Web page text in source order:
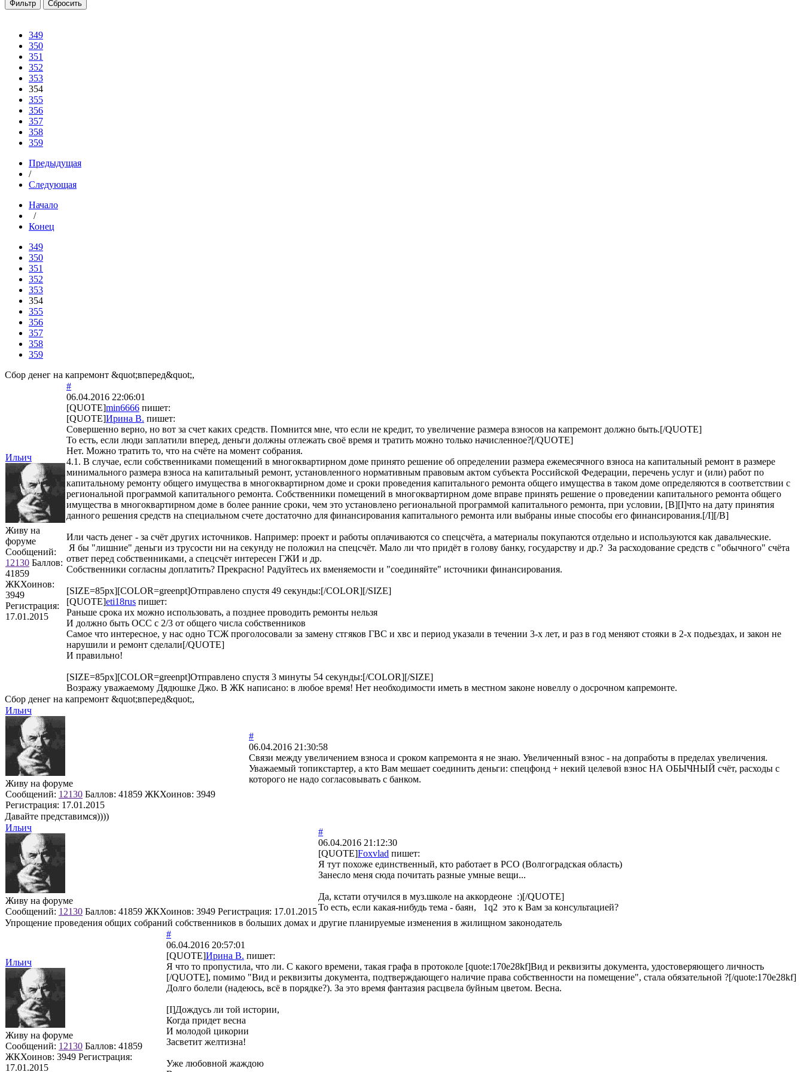
349
350
351
352
353
354
355
356
357
358
359
Предыдущая
/
Следующая
Начало
/
Конец
349
350
351
352
353
354
355
356
357
358
359
Сбор денег на капремонт &quot;вперед&quot;,
Ильич
Живу на
форуме
Сообщений:
12130 Баллов:
41859
ЖКХоинов:
3949
Регистрация:
17.01.2015
#
06.04.2016 22:06:01
[QUOTE]min6666 пишет:
[QUOTE]Ирина В. пишет:
Совершенно верно, но вот за счет каких средств. Помнится мне, что если не кредит, то увеличение размера взносов на капремонт должно быть.[/QUOTE]
То есть, если люди заплатили вперед, деньги должны отлежать своё время и тратить можно только начисленное?[/QUOTE]
Нет. Можно тратить то, что на счёте на момент собрания.
4.1. В случае, если собственниками помещений в многоквартирном доме принято решение об определении размера ежемесячного взноса на капитальный ремонт в размере
минимального размера взноса на капитальный ремонт, установленного нормативным правовым актом субъекта Российской Федерации, перечень услуг и (или) работ по
капитальному ремонту общего имущества в многоквартирном доме и сроки проведения капитального ремонта общего имущества в таком доме определяются в соответствии с
региональной программой капитального ремонта. Собственники помещений в многоквартирном доме вправе принять решение о проведении капитального ремонта общего
имущества в многоквартирном доме в более ранние сроки, чем это установлено региональной программой капитального ремонта, при условии, [B][I]что на дату принятия
данного решения средств на специальном счете достаточно для финансирования капитального ремонта или выбраны иные способы его финансирования.[/I][/B]
Или часть денег - за счёт других источников. Например: проект и работы оплачиваются со спецсчёта, а материалы покупаются отдельно и используются как давальческие.
Я бы "лишние" деньги из трусости ни на секунду не положил на спецсчёт. Мало ли что придёт в голову банку, государству и др.? За расходование средств с "обычного" счёта
ответ перед собственниками, а спецсчёт интересен ГЖИ и др.
Собственники согласны доплатить? Прекрасно! Радуйтесь их вменяемости и "соединяйте" источники финансирования.
[SIZE=85px][COLOR=greenpt]Отправлено спустя 49 секунды:[/COLOR][/SIZE]
[QUOTE]eti18rus пишет:
Раньше срока их можно использовать, а позднее проводить ремонты нельзя
И должно быть ОСС с 2/3 от общего числа собственников
Самое что интересное, у нас одно ТСЖ проголосовали за замену стгяков ГВС и хвс и период указали в течении 3-х лет, и раз в год меняют стояки в 2-х подьездах, и закон не
нарушили и ремонт сделали[/QUOTE]
И правильно!
[SIZE=85px][COLOR=greenpt]Отправлено спустя 3 минуты 54 секунды:[/COLOR][/SIZE]
Возражу уважаемому Дядюшке Джо. В ЖК написано: в любое время! Нет необходимости иметь в местном законе новеллу о досрочном капремонте.
Сбор денег на капремонт &quot;вперед&quot;,
Ильич
Живу на форуме
Сообщений: 12130 Баллов: 41859 ЖКХоинов: 3949
Регистрация: 17.01.2015
#
06.04.2016 21:30:58
Связи между увеличением взноса и сроком капремонта я не знаю. Увеличенный взнос - на допработы в пределах увеличения.
Уважаемый топикстартер, а кто Вам мешает соединить деньги: спецфонд + некий целевой взнос НА ОБЫЧНЫЙ счёт, расходы с
которого не надо согласовывать с банком.
Давайте представимся))))
Ильич
Живу на форуме
Сообщений: 12130 Баллов: 41859 ЖКХоинов: 3949 Регистрация: 17.01.2015
#
06.04.2016 21:12:30
[QUOTE]Foxvlad пишет:
Я тут похоже единственный, кто работает в РСО (Волгоградская область)
Занесло меня сюда почитать разные умные вещи...
Да, кстати отучился в муз.школе на аккордеоне :)[/QUOTE]
То есть, если какая-нибудь тема - баян, 1q2 это к Вам за консультацией?
Упрощение проведения общих собраний собственников в больших домах и другие планируемые изменения в жилищном законодатель
Ильич
Живу на форуме
Сообщений: 12130 Баллов: 41859
ЖКХоинов: 3949 Регистрация:
17.01.2015
#
06.04.2016 20:57:01
[QUOTE]Ирина В. пишет:
Я что то пропустила, что ли. С какого времени, такая графа в протоколе [quote:170e28kf]Вид и реквизиты документа, удостоверяющего личность
[/QUOTE], помимо "Вид и реквизиты документа, подтверждающего наличие права собственности на помещение", стала обязательной ?[/quote:170e28kf]
Долго болели (надеюсь, всё в порядке?). За это время фантазия расцвела буйным цветом. Весна.
[I]Дождусь ли той истории,
Когда придет весна
И молодой цикории
Засветит желтизна!
Уже любовной жаждою